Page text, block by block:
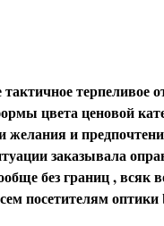
терпеливое
цвета ценовой
желания и
заказывала
без границ ,
посетителям